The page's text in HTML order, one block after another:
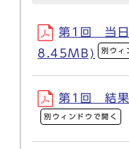
第1回 当日
8.45MB)
別ウィ
第1回 結
別ウィンドウで開く